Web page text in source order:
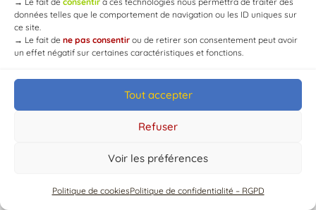
données telles que le comportement de navigation ou les ID uniques sur
ce site.
→ Le fait de ne pas consentir ou de retirer son consentement peut avoir
un effet négatif sur certaines caractéristiques et fonctions.
Tout accepter
Refuser
Voir les préférences
Politique de cookiesPolitique de confidentialité – RGPD
© Mairie de Chaource [2004-2024] | Tous droits réservés.